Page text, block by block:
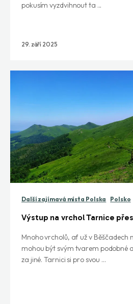
pokusím vyzdvihnout ta ...
29. září 2025
Další zajímavá místa Polska Polsko
Výstup na vrchol Tarnice
Mnoho vrcholů, ať už v Běščadech
mohou být svým tvarem podobné
za jiné. Tarnici si pro svou ...